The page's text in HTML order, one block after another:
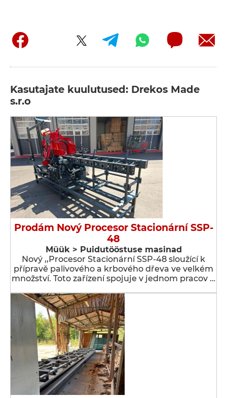
Kasutajate kuulutused: Drekos Made
s.r.o
Prodám Nový Procesor Stacionární SSP-
48
Müük > Puidutööstuse masinad
Nový ,,Procesor Stacionární SSP-48 sloužící k
přípravě palivového a krbového dřeva ve velkém
množství. Toto zařízení spojuje v jednom pracov …